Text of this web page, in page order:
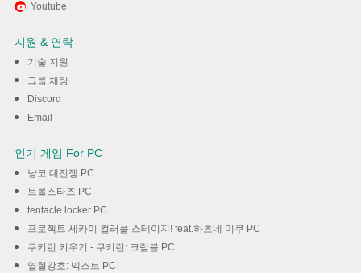
Youtube
지원 & 연락
기술 지원
그룹 채팅
Discord
Email
인기 게임 For PC
냥코 대전쟁 PC
브롤스타즈 PC
tentacle locker PC
프로젝트 세카이 컬러풀 스테이지! feat.하츠네 미쿠 PC
쿠키런 키우기 - 쿠키런: 크럼블 PC
열혈강호: 넥스트 PC